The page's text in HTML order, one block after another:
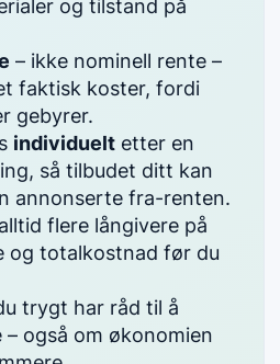
og tilstand på
– ikke nominell rente –
faktisk koster, fordi
gebyrer.
individueltetter en
så tilbudet ditt kan
annonserte fra-renten.
flere långivere på
og totalkostnad før du
trygt har råd til å
– også om økonomien